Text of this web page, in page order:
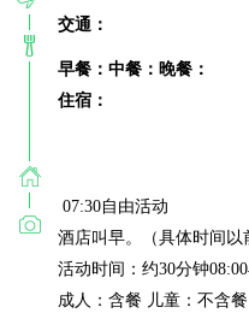
交通：
早餐：中餐：晚餐：
住宿：
07:30自由活动
酒店叫早。（具体时间以
活动时间：约30分钟
成人：含餐 儿童：不含餐